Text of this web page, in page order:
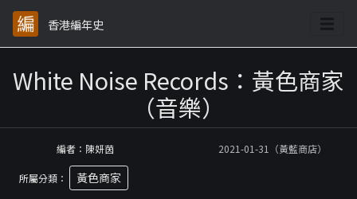
香港編年史
White Noise Records：黃色商家
（音樂）
編者：陳妍茵 2021-01-31（黃藍商店）
所屬分類： 黃色商家